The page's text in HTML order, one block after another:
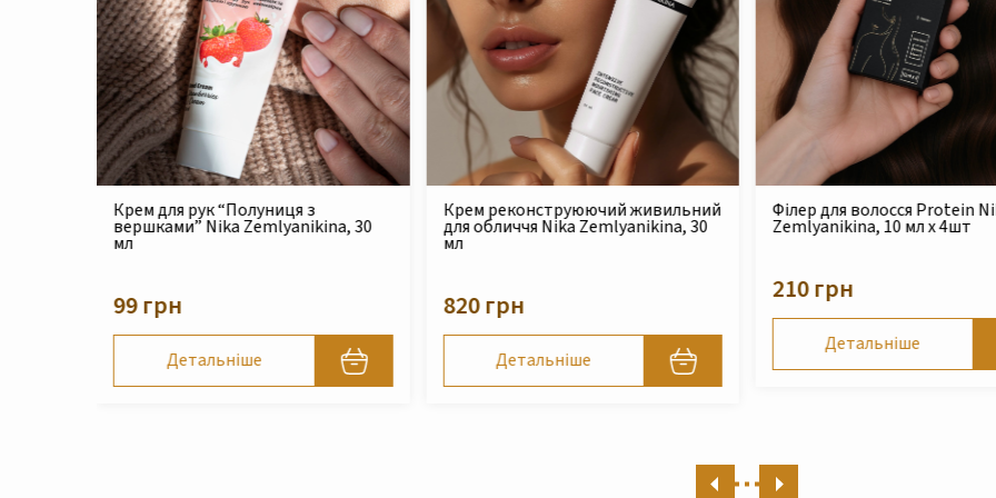
Крем реконструюючий живильний
для обличчя Nika Zemlyanikina, 30
мл
820 грн
Детальніше
Філер для волосся Protein Nika
Zemlyanikina, 10 мл x 4шт
210 грн
Детальніше
Безсульфатний очищуючий
шампунь для сухого та
пошкодженого волосся Nika
490 грн
Детальніше